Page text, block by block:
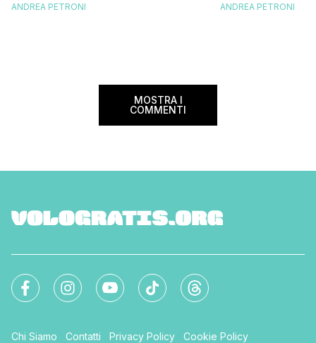
15 a tratta, che diventano € 30 su un volo
ANDREA PETRONI
Alitalia per l’Italia.
ANDREA PETRONI
MOSTRA I
COMMENTI
Chi Siamo Contatti Privacy Policy Cookie Policy